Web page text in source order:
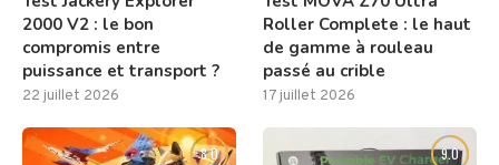
2000 V2 : le bon
compromis entre
puissance et transport ?
22 juillet 2026
Roller Complete : le haut
de gamme à rouleau
passé au crible
17 juillet 2026
8.0 9.0